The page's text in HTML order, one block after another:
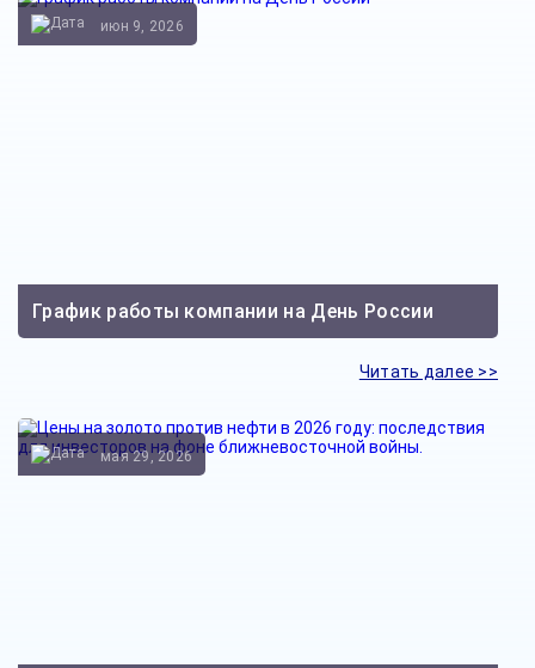
График работы компании на День России
июн 9, 2026
Читать далее >>
мая 29, 2026